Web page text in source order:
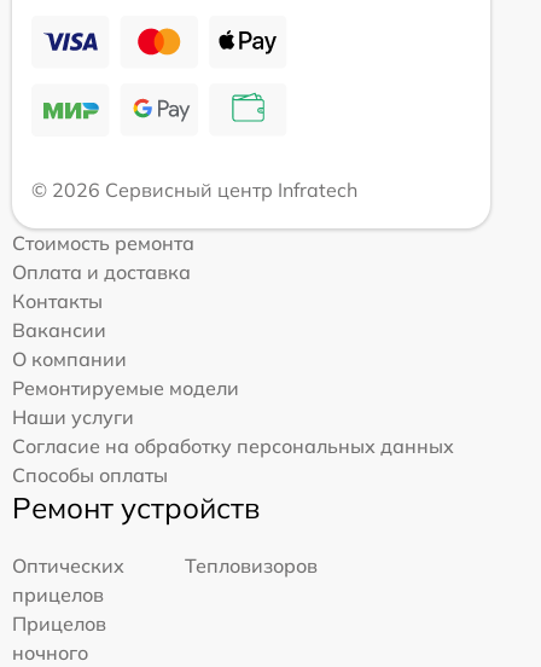
© 2026 Сервисный центр Infratech
Стоимость ремонта
Оплата и доставка
Контакты
Вакансии
О компании
Ремонтируемые модели
Наши услуги
Согласие на обработку персональных данных
Способы оплаты
Ремонт устройств
Оптических
прицелов
Тепловизоров
Прицелов
ночного